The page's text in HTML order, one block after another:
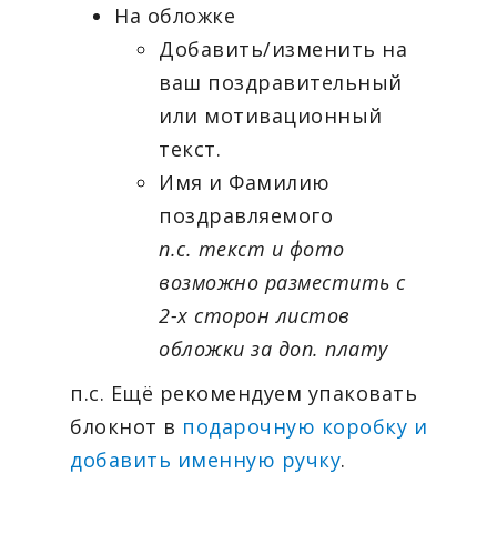
На обложке
Добавить/изменить на
ваш поздравительный
или мотивационный
текст.
Имя и Фамилию
поздравляемого
п.с. текст и фото
возможно разместить с
2-х сторон листов
обложки за доп. плату
п.с. Ещё рекомендуем упаковать
блокнот в подарочную коробку и
добавить именную ручку.